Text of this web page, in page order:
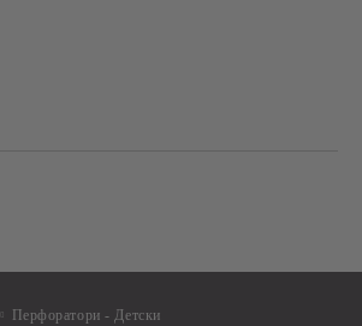
Перфоратори - Детски